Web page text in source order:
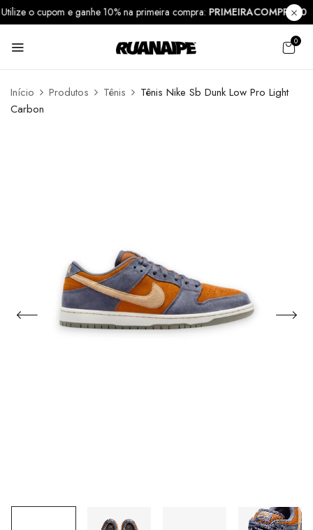
Utilize o cupom e ganhe 10% na primeira compra:
0
Início Produtos Tênis
Tênis Nike Sb Dunk Low Pro Light
Carbon